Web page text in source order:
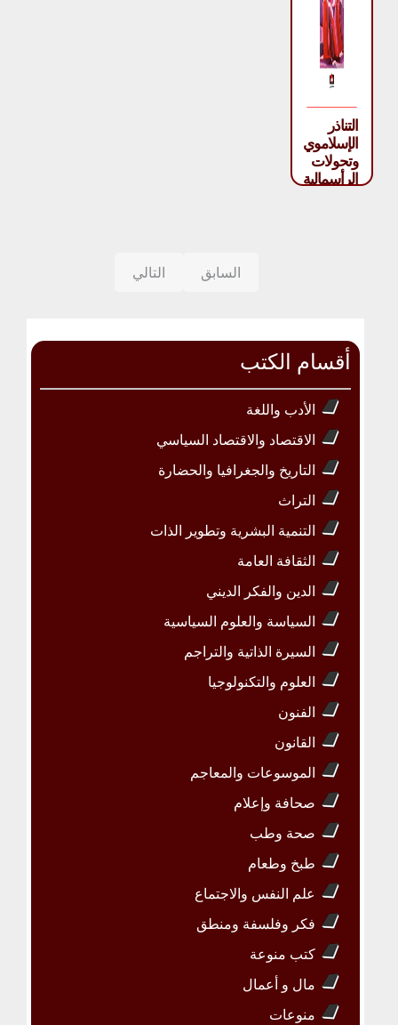
التناذر
الإسلاموي
وتحولات
الرأسمالية
السابق التالي
أقسام الكتب
الأدب واللغة
الاقتصاد والاقتصاد السياسي
التاريخ والجغرافيا والحضارة
التراث
التنمية البشرية وتطوير الذات
الثقافة العامة
الدين والفكر الديني
السياسة والعلوم السياسية
السيرة الذاتية والتراجم
العلوم والتكنولوجيا
الفنون
القانون
الموسوعات والمعاجم
صحافة وإعلام
صحة وطب
طبخ وطعام
علم النفس والاجتماع
فكر وفلسفة ومنطق
كتب منوعة
مال و أعمال
منوعات